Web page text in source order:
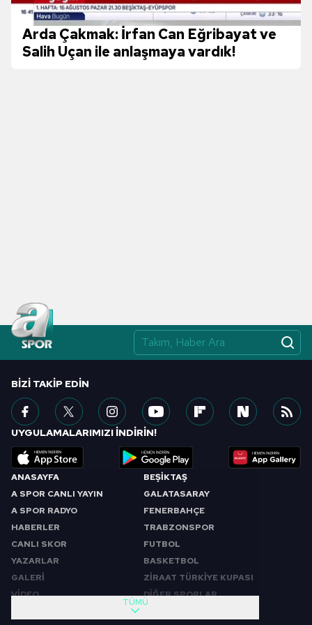
Arda Çakmak: İrfan Can Eğribayat ve
Salih Uçan ile anlaşmaya vardık!
ANASAYFA
A SPOR CANLI YAYIN
A SPOR RADYO
HABERLER
CANLI SKOR
YAZARLAR
GALERİ
VİDEO
BEŞİKTAŞ
GALATASARAY
FENERBAHÇE
TRABZONSPOR
FUTBOL
BASKETBOL
ZİRAAT TÜRKİYE KUPASI
DİĞER SPORLAR
TÜMÜ
BIZI TAKIP EDIN
UYGULAMALARIMIZI İNDİRİN!